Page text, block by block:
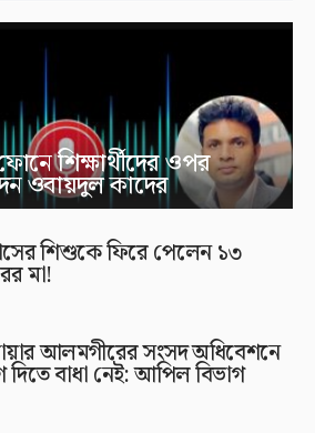
শিক্ষার্থীদের ওপর
ওবায়দুল কাদের
শিশুকে ফিরে পেলেন ১৩
মা!
আলমগীরের সংসদ অধিবেশনে
বাধা নেই: আপিল বিভাগ